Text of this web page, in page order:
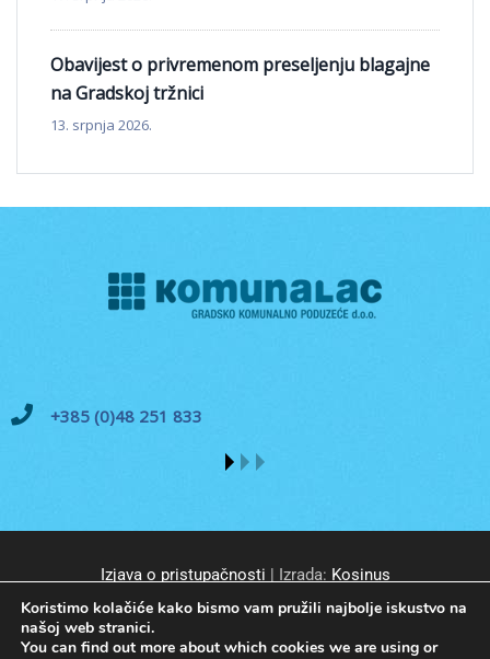
Obavijest o privremenom preseljenju blagajne
na Gradskoj tržnici
13. srpnja 2026.
+385 (0)48 251 833
Izjava o pristupačnosti | Izrada: Kosinus
Koristimo kolačiće kako bismo vam pružili najbolje iskustvo na
našoj web stranici.
You can find out more about which cookies we are using or